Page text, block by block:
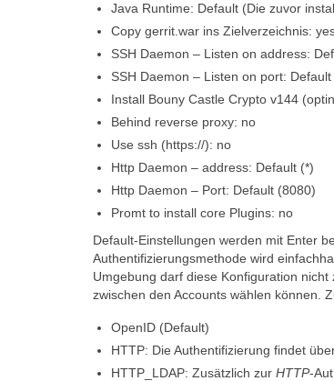
Java Runtime: Default (Die zuvor
Copy gerrit.war ins Zielverzeichnis:
SSH Daemon – Listen on address:
SSH Daemon – Listen on port:
Install Bouny Castle Crypto v144
Behind reverse proxy: no
Use ssh (https://): no
Http Daemon – address: Default (*)
Http Daemon – Port: Default (8080)
Promt to install core Plugins: no
Default-Einstellungen werden mit Enter
Authentifizierungsmethode wird
Umgebung darf diese Konfiguration
zwischen den Accounts wählen können.
OpenID (Default)
HTTP: Die Authentifizierung findet
HTTP_LDAP: Zusätzlich zur HTTP-